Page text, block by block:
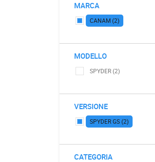
MARCA
CANAM (2)
MODELLO
SPYDER (2)
VERSIONE
SPYDER GS (2)
CATEGORIA